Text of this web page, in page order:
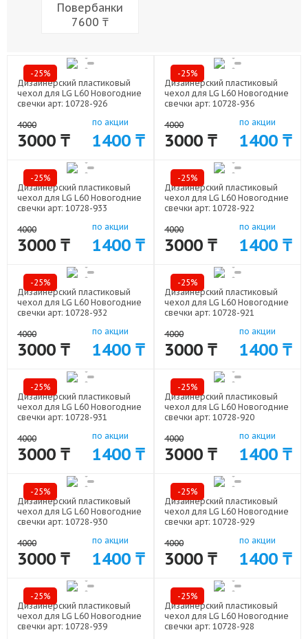
Повербанки
7600 ₸
-25%
Дизайнерский пластиковый
чехол для LG L60 Новогодние
свечки арт: 10728-926
4000
3000 ₸
по акции
1400 ₸
-25%
Дизайнерский пластиковый
чехол для LG L60 Новогодние
свечки арт: 10728-936
4000
3000 ₸
по акции
1400 ₸
-25%
Дизайнерский пластиковый
чехол для LG L60 Новогодние
свечки арт: 10728-933
4000
3000 ₸
по акции
1400 ₸
-25%
Дизайнерский пластиковый
чехол для LG L60 Новогодние
свечки арт: 10728-922
4000
3000 ₸
по акции
1400 ₸
-25%
Дизайнерский пластиковый
чехол для LG L60 Новогодние
свечки арт: 10728-932
4000
3000 ₸
по акции
1400 ₸
-25%
Дизайнерский пластиковый
чехол для LG L60 Новогодние
свечки арт: 10728-921
4000
3000 ₸
по акции
1400 ₸
-25%
Дизайнерский пластиковый
чехол для LG L60 Новогодние
свечки арт: 10728-931
4000
3000 ₸
по акции
1400 ₸
-25%
Дизайнерский пластиковый
чехол для LG L60 Новогодние
свечки арт: 10728-920
4000
3000 ₸
по акции
1400 ₸
-25%
Дизайнерский пластиковый
чехол для LG L60 Новогодние
свечки арт: 10728-930
4000
3000 ₸
по акции
1400 ₸
-25%
Дизайнерский пластиковый
чехол для LG L60 Новогодние
свечки арт: 10728-929
4000
3000 ₸
по акции
1400 ₸
-25%
Дизайнерский пластиковый
чехол для LG L60 Новогодние
свечки арт: 10728-939
-25%
Дизайнерский пластиковый
чехол для LG L60 Новогодние
свечки арт: 10728-928